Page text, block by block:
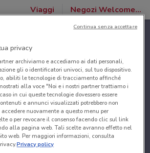
Viaggi Negozi Welcome Travel
privacy
archiviamo e accediamo ai dati personali,
gli o identificatori univoci, sul tuo dispositivo.
abiliti le tecnologie di tracciamento affinché
alla voce "Noi e i nostri partner trattiamo i
in cui queste tecnologie dovessero essere
e annunci visualizzati potrebbero non
accedere nuovamente a questo menu per
o per revocare il consenso facendo clic sul link
alla pagina web. Tali scelte avranno effetto nel
web. Per maggiori informazioni, consulta
Privacy policy
Continua senza accettare